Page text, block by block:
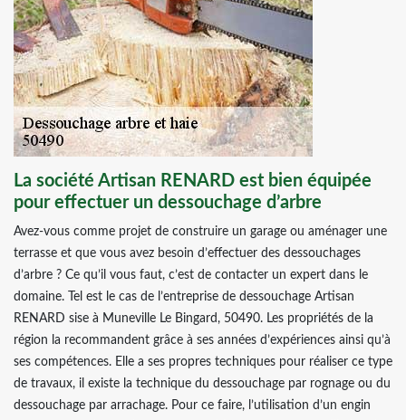
La société Artisan RENARD est bien équipée
pour effectuer un dessouchage d’arbre
Avez-vous comme projet de construire un garage ou aménager une
terrasse et que vous avez besoin d’effectuer des dessouchages
d’arbre ? Ce qu’il vous faut, c’est de contacter un expert dans le
domaine. Tel est le cas de l’entreprise de dessouchage Artisan
RENARD sise à Muneville Le Bingard, 50490. Les propriétés de la
région la recommandent grâce à ses années d’expériences ainsi qu’à
ses compétences. Elle a ses propres techniques pour réaliser ce type
de travaux, il existe la technique du dessouchage par rognage ou du
dessouchage par arrachage. Pour ce faire, l’utilisation d’un engin